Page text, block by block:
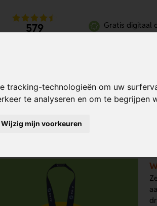
tracking-technologieën om uw
te analyseren en om te begrijpen
Wijzig mijn voorkeuren
579 Gratis digitaal
transfer